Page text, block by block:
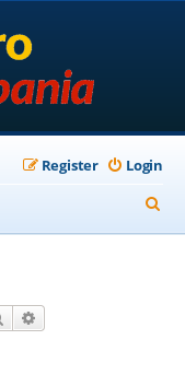
Login
Register
e
Search